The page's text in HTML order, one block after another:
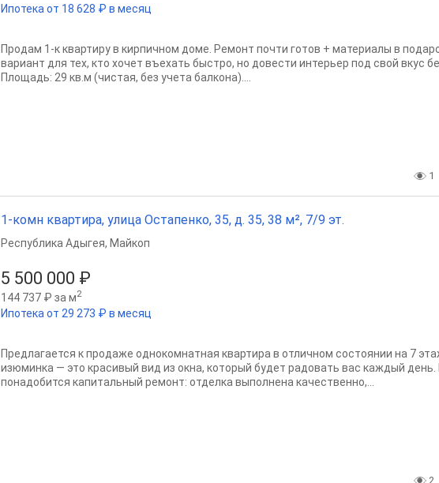
Ипотека от 18 628 ₽ в месяц
Продам 1-к квартиру в кирпичном доме. Ремонт почти готов + материалы в
вариант для тех, кто хочет въехать быстро, но довести интерьер под свой вкус
Площадь: 29 кв.м (чистая, без учета балкона)....
1
1-комн квартира, улица Остапенко, 35, д. 35, 38 м², 7/9 эт.
5 500 000 ₽
144 737 ₽ за м2
Ипотека от 29 273 ₽ в месяц
Республика Адыгея, Майкоп
Предлагается к продаже однокомнатная квартира в отличном состоянии на 7
изюминка — это красивый вид из окна, который будет радовать вас каждый день.
понадобится капитальный ремонт: отделка выполнена качественно,...
2